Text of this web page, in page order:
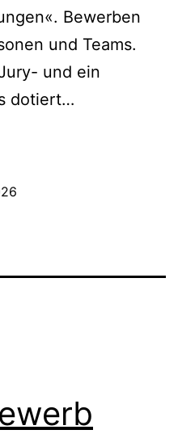
Bewerben
und Teams.
und ein
dotiert…